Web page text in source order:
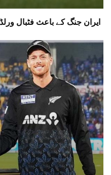
ایران جنگ کے باعث فٹبال